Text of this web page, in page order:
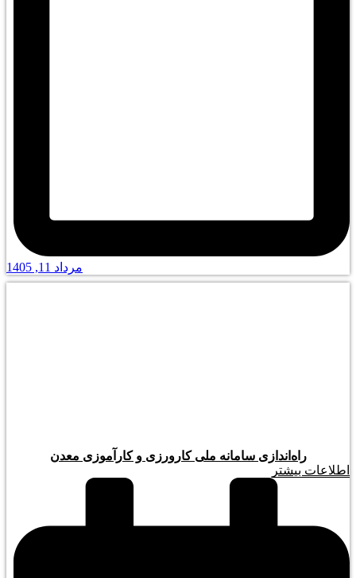
مرداد 11, 1405
راه‌اندازی سامانه ملی کارورزی و کارآموزی معدن
اطلاعات بیشتر